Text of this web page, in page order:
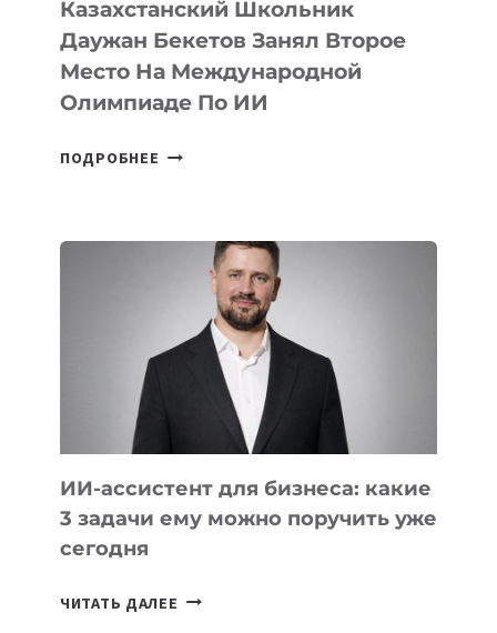
Казахстанский Школьник
Даужан Бекетов Занял Второе
Место На Международной
Олимпиаде По ИИ
ПОДРОБНЕЕ КАЗАХСТАНСКИЙ
ВТОРОЕ
МЕСТО
НА
МЕЖДУНАРОДНОЙ
ОЛИМПИАДЕ
ИИ
ИИ-ассистент для бизнеса: какие
3 задачи ему можно поручить уже
сегодня
ЧИТАТЬ ДАЛЕЕ ИИ-